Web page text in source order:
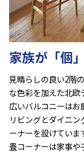
家族が「個
見晴らしの良い2階
な色彩を加えた北欧
広いバルコニーはお
リビングとダイニ
ーナーを設けていま
畳コーナーは家事や